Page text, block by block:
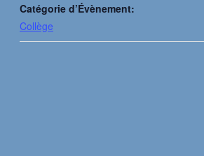
Catégorie d’Évènement:
Collège